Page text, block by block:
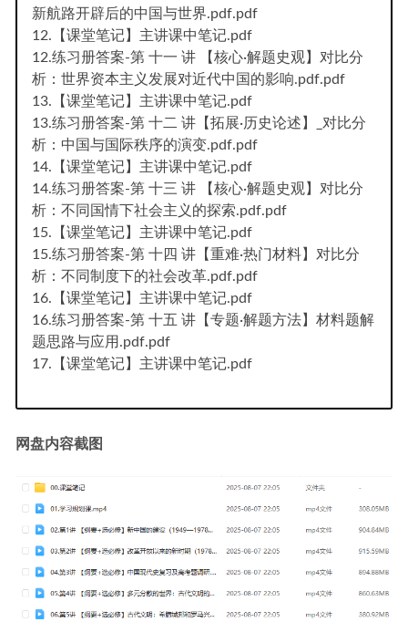
新航路开辟后的中国与世界.pdf.pdf
12.【课堂笔记】主讲课中笔记.pdf
12.练习册答案-第 十一 讲 【核心·解题史观】对比分
析：世界资本主义发展对近代中国的影响.pdf.pdf
13.【课堂笔记】主讲课中笔记.pdf
13.练习册答案-第 十二 讲【拓展·历史论述】_对比分
析：中国与国际秩序的演变.pdf.pdf
14.【课堂笔记】主讲课中笔记.pdf
14.练习册答案-第 十三 讲 【核心·解题史观】对比分
析：不同国情下社会主义的探索.pdf.pdf
15.【课堂笔记】主讲课中笔记.pdf
15.练习册答案-第 十四 讲【重难·热门材料】对比分
析：不同制度下的社会改革.pdf.pdf
16.【课堂笔记】主讲课中笔记.pdf
16.练习册答案-第 十五 讲【专题·解题方法】材料题解
题思路与应用.pdf.pdf
17.【课堂笔记】主讲课中笔记.pdf
网盘内容截图